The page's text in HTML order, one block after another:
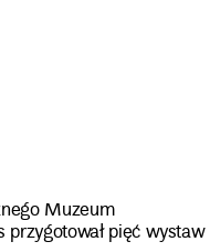
Muzeum
pięć wystaw